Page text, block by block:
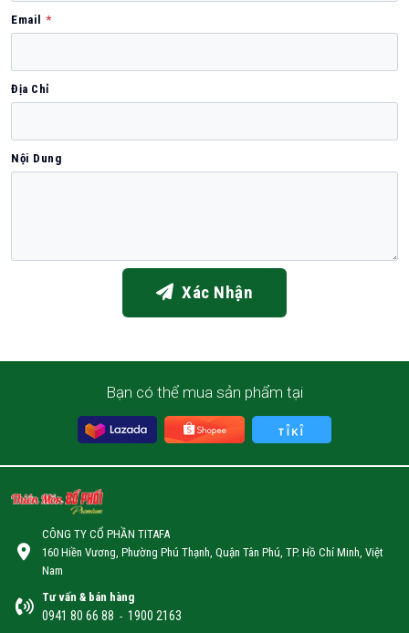
Email *
Địa Chỉ
Nội Dung
Xác Nhận
Bạn có thể mua sản phẩm tại
CÔNG TY CỔ PHẦN TITAFA
160 Hiền Vương, Phường Phú Thạnh, Quận Tân Phú, TP. Hồ Chí Minh, Việt
Nam
Tư vấn & bán hàng
0941 80 66 88 - 1900 2163